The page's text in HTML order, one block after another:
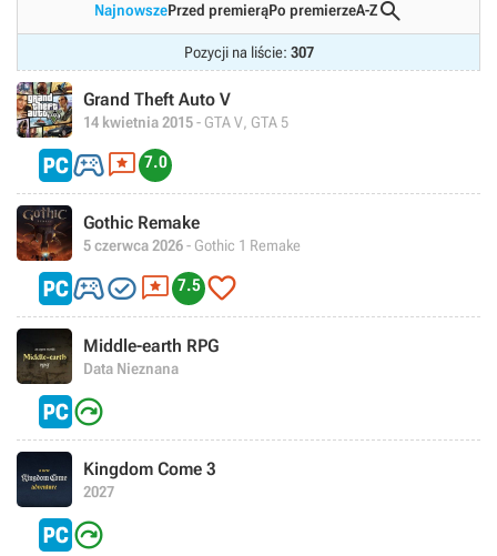
NajnowszePrzed premierąPo premierzeA-Z
Pozycji na liście: 307
Grand Theft Auto V
14 kwietnia 2015- GTA V, GTA 5
 7.0
Gothic Remake
5 czerwca 2026- Gothic 1 Remake
 7.5 
Middle-earth RPG
Data Nieznana

Kingdom Come 3
2027
